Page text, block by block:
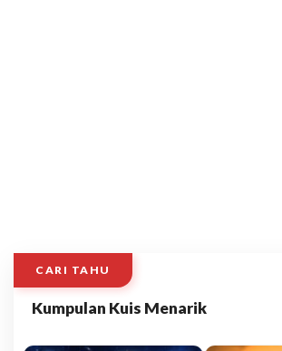
CARI TAHU
Kumpulan Kuis Menarik